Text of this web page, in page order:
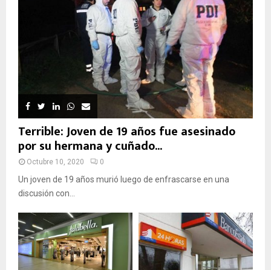
Terrible: Joven de 19 años fue asesinado
por su hermana y cuñado...
Octubre 10, 2020 0
Un joven de 19 años murió luego de enfrascarse en una
discusión con...